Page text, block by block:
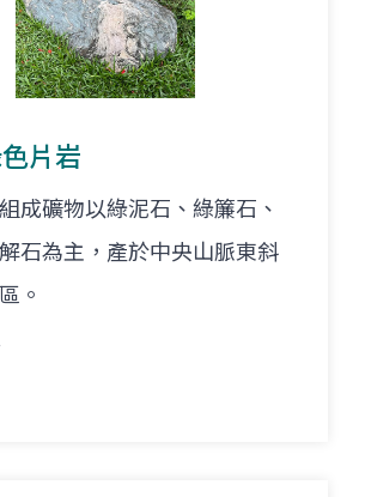
片岩
成礦物以綠泥石、綠簾石、
石為主，產於中央山脈東斜
。